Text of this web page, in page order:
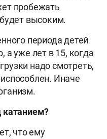
пробежать
высоким.
периода детей
а уже лет в 15, когда
надо смотреть,
Иначе
что ему